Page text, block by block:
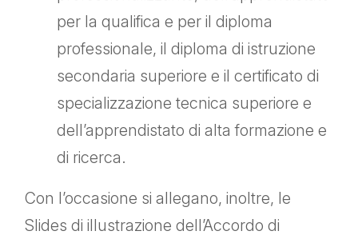
per la qualifica e per il diploma
professionale, il diploma di istruzione
secondaria superiore e il certificato di
specializzazione tecnica superiore e
dell’apprendistato di alta formazione e
di ricerca.
Con l’occasione si allegano, inoltre, le
Slides di illustrazione dell’Accordo di